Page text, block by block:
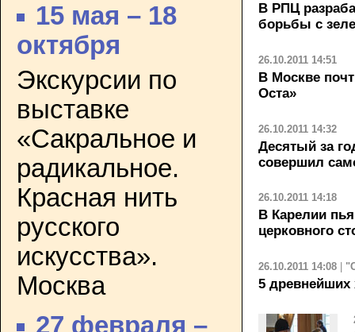
15 мая – 18
октября
Экскурсии по
выставке
«Сакральное и
радикальное.
Красная нить
русского
искусства».
Москва
27 февраля –
В РПЦ
борьбы с
26.10.2011 14:51
В Москве
Оста»
26.10.2011 14:32
Десятый за
совершил
26.10.2011 14:18
В Карелии
церковного
26.10.2011 14:08
5